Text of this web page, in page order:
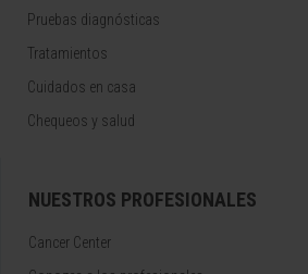
Pruebas diagnósticas
Tratamientos
Cuidados en casa
Chequeos y salud
NUESTROS PROFESIONALES
Cancer Center